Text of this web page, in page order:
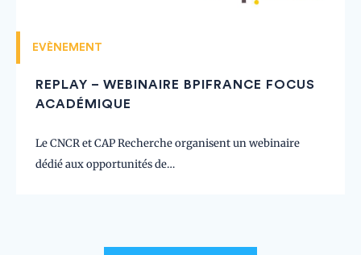
EVÈNEMENT
REPLAY – WEBINAIRE BPIFRANCE FOCUS
ACADÉMIQUE
Le CNCR et CAP Recherche organisent un webinaire
dédié aux opportunités de…